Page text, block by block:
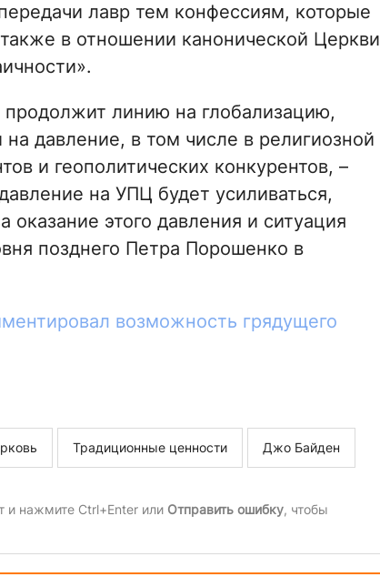
лавр тем конфессиям, которые
в отношении канонической Церкви
линию на глобализацию,
давление, в том числе в религиозной
и геополитических конкурентов, –
на УПЦ будет усиливаться,
оказание этого давления и ситуация
позднего Петра Порошенко в
возможность грядущего
Традиционные ценности Джо Байден
и нажмите Ctrl+Enter или Отправить ошибку, чтобы